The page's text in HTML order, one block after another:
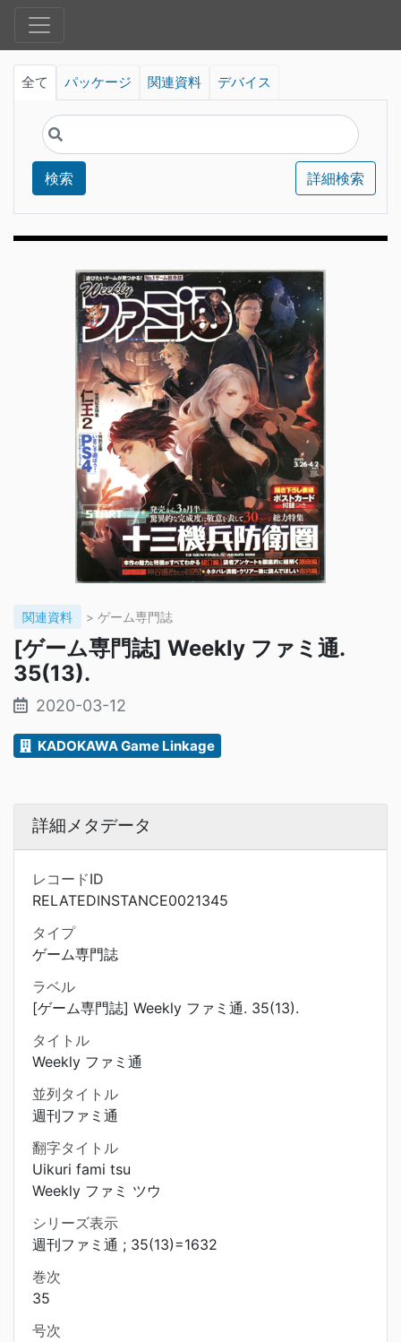
全て パッケージ 関連資料 デバイス
検索 詳細検索
関連資料 > ゲーム専門誌
[ゲーム専門誌] Weekly ファミ通.
35(13).
2020-03-12
KADOKAWA Game Linkage
詳細メタデータ
レコードID
RELATEDINSTANCE0021345
タイプ
ゲーム専門誌
ラベル
[ゲーム専門誌] Weekly ファミ通. 35(13).
タイトル
Weekly ファミ通
並列タイトル
週刊ファミ通
翻字タイトル
Uikuri fami tsu
Weekly ファミ ツウ
シリーズ表示
週刊ファミ通 ; 35(13)=1632
巻次
35
号次